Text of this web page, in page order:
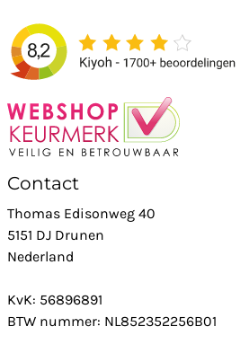
Contact
Thomas Edisonweg 40
5151 DJ Drunen
Nederland
KvK: 56896891
BTW nummer: NL852352256B01